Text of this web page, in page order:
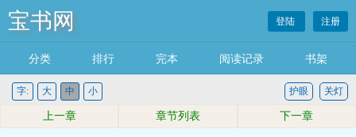
宝书网 登陆 注册
分类 排行 完本 阅读记录 书架
字: 大 中 小 关灯
护眼
上一章 章节列表 下一章